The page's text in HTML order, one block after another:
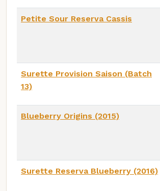
Petite Sour Reserva Cassis
Surette Provision Saison (Batch
13)
Blueberry Origins (2015)
Surette Reserva Blueberry (2016)